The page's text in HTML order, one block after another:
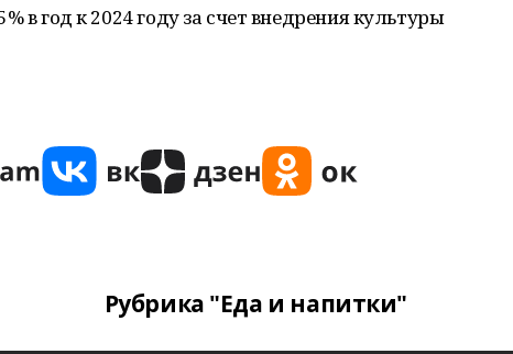
в год к 2024 году за счет внедрения культуры
Рубрика "Еда и напитки"